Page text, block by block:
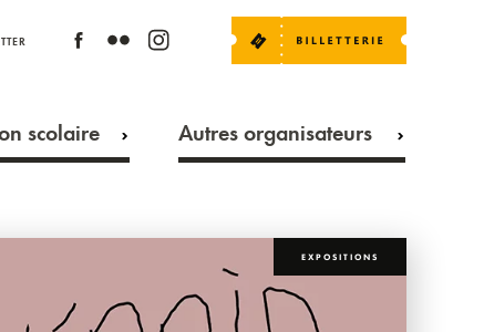
scolaire Autres organisateurs
EXPOSITIONS